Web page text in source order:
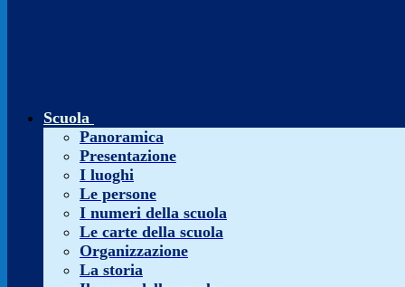
Scuola
Panoramica
Presentazione
I luoghi
Le persone
I numeri della scuola
Le carte della scuola
Organizzazione
La storia